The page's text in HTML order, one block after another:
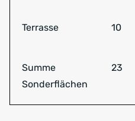
Terrasse 10
Summe
Sonderflächen
23